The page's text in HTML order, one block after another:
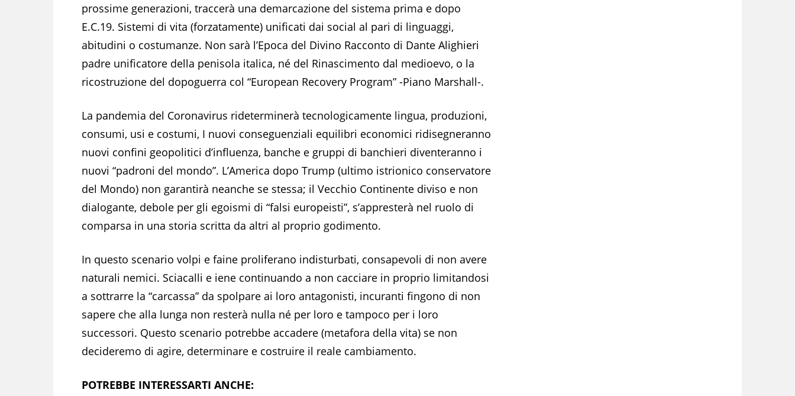
prossime generazioni, traccerà una demarcazione del sistema prima e dopo
E.C.19. Sistemi di vita (forzatamente) unificati dai social al pari di linguaggi,
abitudini o costumanze. Non sarà l’Epoca del Divino Racconto di Dante Alighieri
padre unificatore della penisola italica, né del Rinascimento dal medioevo, o la
ricostruzione del dopoguerra col “European Recovery Program” -Piano Marshall-.
La pandemia del Coronavirus rideterminerà tecnologicamente lingua, produzioni,
consumi, usi e costumi, I nuovi conseguenziali equilibri economici ridisegneranno
nuovi confini geopolitici d’influenza, banche e gruppi di banchieri diventeranno i
nuovi “padroni del mondo”. L’America dopo Trump (ultimo istrionico conservatore
del Mondo) non garantirà neanche se stessa; il Vecchio Continente diviso e non
dialogante, debole per gli egoismi di “falsi europeisti”, s’appresterà nel ruolo di
comparsa in una storia scritta da altri al proprio godimento.
In questo scenario volpi e faine proliferano indisturbati, consapevoli di non avere
naturali nemici. Sciacalli e iene continuando a non cacciare in proprio limitandosi
a sottrarre la “carcassa” da spolpare ai loro antagonisti, incuranti fingono di non
sapere che alla lunga non resterà nulla né per loro e tampoco per i loro
successori. Questo scenario potrebbe accadere (metafora della vita) se non
decideremo di agire, determinare e costruire il reale cambiamento.
POTREBBE INTERESSARTI ANCHE: